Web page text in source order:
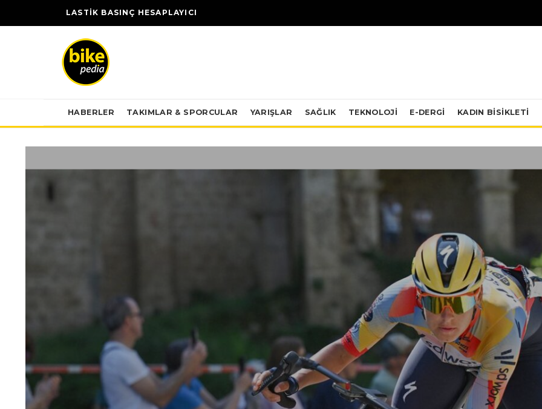
LASTİK BASINÇ HESAPLAYICI
HABERLER TAKIMLAR & SPORCULAR YARIŞLAR SAĞLIK TEKNOLOJI E-DERGİ KADIN BISIKLETI